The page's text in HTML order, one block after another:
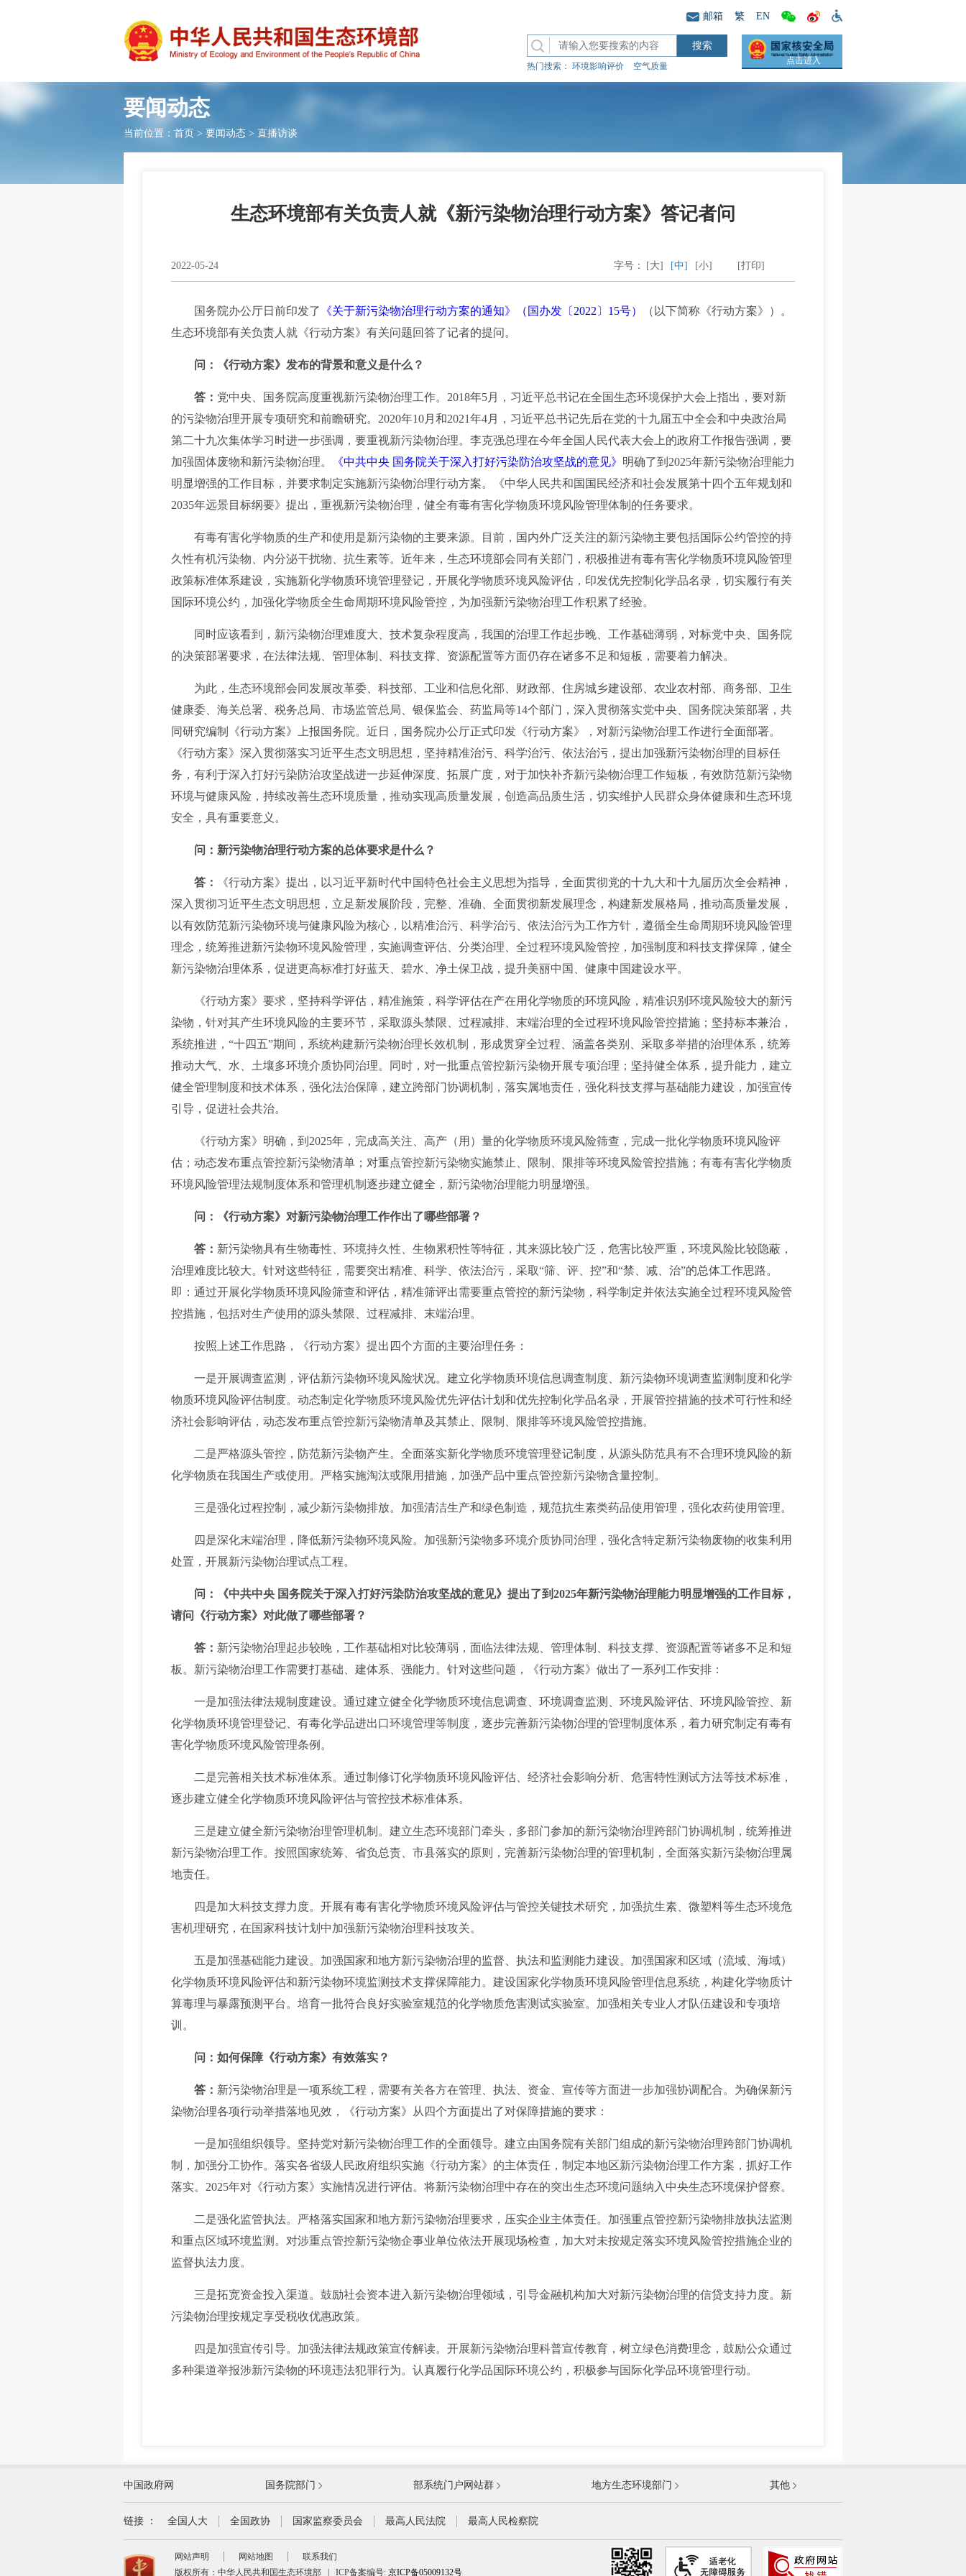
邮箱 繁 EN
热门搜索： 环境影响评价 空气质量
点击进入
要闻动态
当前位置： 首页 > 要闻动态 > 直播访谈
生态环境部有关负责人就《新污染物治理行动方案》答记者问
2022-05-24 [打印]
字号： [大] [中] [小]
国务院办公厅日前印发了 《关于新污染物治理行动方案的通知》（国办发〔2022〕15号）
（以下简称《行动方案》）。
生态环境部有关负责人就《行动方案》有关问题回答了记者的提问。
问：《行动方案》发布的背景和意义是什么？
答： 党中央、国务院高度重视新污染物治理工作。2018年5月，习近平总书记在全国生态环境保护大会上指出，要对新
的污染物治理开展专项研究和前瞻研究。2020年10月和2021年4月，习近平总书记先后在党的十九届五中全会和中央政治局
第二十九次集体学习时进一步强调，要重视新污染物治理。李克强总理在今年全国人民代表大会上的政府工作报告强调，要
加强固体废物和新污染物治理。
《中共中央 国务院关于深入打好污染防治攻坚战的意见》 明确了到2025年新污染物治理能力
明显增强的工作目标，并要求制定实施新污染物治理行动方案。《中华人民共和国国民经济和社会发展第十四个五年规划和
2035年远景目标纲要》提出，重视新污染物治理，健全有毒有害化学物质环境风险管理体制的任务要求。
有毒有害化学物质的生产和使用是新污染物的主要来源。目前，国内外广泛关注的新污染物主要包括国际公约管控的持
久性有机污染物、内分泌干扰物、抗生素等。近年来，生态环境部会同有关部门，积极推进有毒有害化学物质环境风险管理
政策标准体系建设，实施新化学物质环境管理登记，开展化学物质环境风险评估，印发优先控制化学品名录，切实履行有关
国际环境公约，加强化学物质全生命周期环境风险管控，为加强新污染物治理工作积累了经验。
同时应该看到，新污染物治理难度大、技术复杂程度高，我国的治理工作起步晚、工作基础薄弱，对标党中央、国务院
的决策部署要求，在法律法规、管理体制、科技支撑、资源配置等方面仍存在诸多不足和短板，需要着力解决。
为此，生态环境部会同发展改革委、科技部、工业和信息化部、财政部、住房城乡建设部、农业农村部、商务部、卫生
健康委、海关总署、税务总局、市场监管总局、银保监会、药监局等14个部门，深入贯彻落实党中央、国务院决策部署，共
同研究编制《行动方案》上报国务院。近日，国务院办公厅正式印发《行动方案》，对新污染物治理工作进行全面部署。
《行动方案》深入贯彻落实习近平生态文明思想，坚持精准治污、科学治污、依法治污，提出加强新污染物治理的目标任
务，有利于深入打好污染防治攻坚战进一步延伸深度、拓展广度，对于加快补齐新污染物治理工作短板，有效防范新污染物
环境与健康风险，持续改善生态环境质量，推动实现高质量发展，创造高品质生活，切实维护人民群众身体健康和生态环境
安全，具有重要意义。
问：新污染物治理行动方案的总体要求是什么？
答：
《行动方案》提出，以习近平新时代中国特色社会主义思想为指导，全面贯彻党的十九大和十九届历次全会精神，
深入贯彻习近平生态文明思想，立足新发展阶段，完整、准确、全面贯彻新发展理念，构建新发展格局，推动高质量发展，
以有效防范新污染物环境与健康风险为核心，以精准治污、科学治污、依法治污为工作方针，遵循全生命周期环境风险管理
理念，统筹推进新污染物环境风险管理，实施调查评估、分类治理、全过程环境风险管控，加强制度和科技支撑保障，健全
新污染物治理体系，促进更高标准打好蓝天、碧水、净土保卫战，提升美丽中国、健康中国建设水平。
《行动方案》要求，坚持科学评估，精准施策，科学评估在产在用化学物质的环境风险，精准识别环境风险较大的新污
染物，针对其产生环境风险的主要环节，采取源头禁限、过程减排、末端治理的全过程环境风险管控措施；坚持标本兼治，
系统推进，“十四五”期间，系统构建新污染物治理长效机制，形成贯穿全过程、涵盖各类别、采取多举措的治理体系，统筹
推动大气、水、土壤多环境介质协同治理。同时，对一批重点管控新污染物开展专项治理；坚持健全体系，提升能力，建立
健全管理制度和技术体系，强化法治保障，建立跨部门协调机制，落实属地责任，强化科技支撑与基础能力建设，加强宣传
引导，促进社会共治。
《行动方案》明确，到2025年，完成高关注、高产（用）量的化学物质环境风险筛查，完成一批化学物质环境风险评
估；动态发布重点管控新污染物清单；对重点管控新污染物实施禁止、限制、限排等环境风险管控措施；有毒有害化学物质
环境风险管理法规制度体系和管理机制逐步建立健全，新污染物治理能力明显增强。
问：《行动方案》对新污染物治理工作作出了哪些部署？
答： 新污染物具有生物毒性、环境持久性、生物累积性等特征，其来源比较广泛，危害比较严重，环境风险比较隐蔽，
治理难度比较大。针对这些特征，需要突出精准、科学、依法治污，采取“筛、评、控”和“禁、减、治”的总体工作思路。
即：通过开展化学物质环境风险筛查和评估，精准筛评出需要重点管控的新污染物，科学制定并依法实施全过程环境风险管
控措施，包括对生产使用的源头禁限、过程减排、末端治理。
按照上述工作思路，《行动方案》提出四个方面的主要治理任务：
一是开展调查监测，评估新污染物环境风险状况。 建立化学物质环境信息调查制度、新污染物环境调查监测制度和化学
物质环境风险评估制度。动态制定化学物质环境风险优先评估计划和优先控制化学品名录，开展管控措施的技术可行性和经
济社会影响评估，动态发布重点管控新污染物清单及其禁止、限制、限排等环境风险管控措施。
二是严格源头管控，防范新污染物产生。 全面落实新化学物质环境管理登记制度，从源头防范具有不合理环境风险的新
化学物质在我国生产或使用。严格实施淘汰或限用措施，加强产品中重点管控新污染物含量控制。
三是强化过程控制，减少新污染物排放。 加强清洁生产和绿色制造，规范抗生素类药品使用管理，强化农药使用管理。
四是深化末端治理，降低新污染物环境风险。 加强新污染物多环境介质协同治理，强化含特定新污染物废物的收集利用
处置，开展新污染物治理试点工程。
问：《中共中央 国务院关于深入打好污染防治攻坚战的意见》提出了到2025年新污染物治理能力明显增强的工作目标，
请问《行动方案》对此做了哪些部署？
答： 新污染物治理起步较晚，工作基础相对比较薄弱，面临法律法规、管理体制、科技支撑、资源配置等诸多不足和短
板。新污染物治理工作需要打基础、建体系、强能力。针对这些问题，《行动方案》做出了一系列工作安排：
一是加强法律法规制度建设。 通过建立健全化学物质环境信息调查、环境调查监测、环境风险评估、环境风险管控、新
化学物质环境管理登记、有毒化学品进出口环境管理等制度，逐步完善新污染物治理的管理制度体系，着力研究制定有毒有
害化学物质环境风险管理条例。
二是完善相关技术标准体系。 通过制修订化学物质环境风险评估、经济社会影响分析、危害特性测试方法等技术标准，
逐步建立健全化学物质环境风险评估与管控技术标准体系。
三是建立健全新污染物治理管理机制。 建立生态环境部门牵头，多部门参加的新污染物治理跨部门协调机制，统筹推进
新污染物治理工作。按照国家统筹、省负总责、市县落实的原则，完善新污染物治理的管理机制，全面落实新污染物治理属
地责任。
四是加大科技支撑力度。 开展有毒有害化学物质环境风险评估与管控关键技术研究，加强抗生素、微塑料等生态环境危
害机理研究，在国家科技计划中加强新污染物治理科技攻关。
五是加强基础能力建设。 加强国家和地方新污染物治理的监督、执法和监测能力建设。加强国家和区域（流域、海域）
化学物质环境风险评估和新污染物环境监测技术支撑保障能力。建设国家化学物质环境风险管理信息系统，构建化学物质计
算毒理与暴露预测平台。培育一批符合良好实验室规范的化学物质危害测试实验室。加强相关专业人才队伍建设和专项培
训。
问：如何保障《行动方案》有效落实？
答： 新污染物治理是一项系统工程，需要有关各方在管理、执法、资金、宣传等方面进一步加强协调配合。为确保新污
染物治理各项行动举措落地见效，《行动方案》从四个方面提出了对保障措施的要求：
一是加强组织领导。 坚持党对新污染物治理工作的全面领导。建立由国务院有关部门组成的新污染物治理跨部门协调机
制，加强分工协作。落实各省级人民政府组织实施《行动方案》的主体责任，制定本地区新污染物治理工作方案，抓好工作
落实。2025年对《行动方案》实施情况进行评估。将新污染物治理中存在的突出生态环境问题纳入中央生态环境保护督察。
二是强化监管执法。 严格落实国家和地方新污染物治理要求，压实企业主体责任。加强重点管控新污染物排放执法监测
和重点区域环境监测。对涉重点管控新污染物企事业单位依法开展现场检查，加大对未按规定落实环境风险管控措施企业的
监督执法力度。
三是拓宽资金投入渠道。 鼓励社会资本进入新污染物治理领域，引导金融机构加大对新污染物治理的信贷支持力度。新
污染物治理按规定享受税收优惠政策。
四是加强宣传引导。 加强法律法规政策宣传解读。开展新污染物治理科普宣传教育，树立绿色消费理念，鼓励公众通过
多种渠道举报涉新污染物的环境违法犯罪行为。认真履行化学品国际环境公约，积极参与国际化学品环境管理行动。
外交部 国防部
国家发展和改革委员会
国家民族事务委员会
公安部
司法部
财政部
人力资源和社会保障部
自然资源部
住房和城乡建设部
中国政府网 国务院部门 部系统门户网站群 地方生态环境部门 其他
链接 ： 全国人大 全国政协 国家监察委员会 最高人民法院 最高人民检察院
网站声明 网站地图
联系我们
版权所有：中华人民共和国生态环境部
ICP备案编号: 京ICP备05009132号